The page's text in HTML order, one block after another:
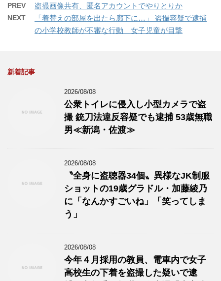
PREV 盗撮画像共有、匿名アカウントでやりとりか
NEXT
「着替えの部屋を出たら廊下に…」 盗撮容疑で逮捕
の小学校教師が不審な行動 女子児童が目撃
新着記事
2026/08/08
公衆トイレに侵入し小型カメラで盗
撮 銃刀法違反容疑でも逮捕 53歳無職
男≪新潟・佐渡≫
2026/08/08
〝全身に盗聴器34個〟異様なJK制服
ショットの19歳グラドル・加藤綾乃
に「なんかすごいね」「笑ってしま
う」
2026/08/08
今年４月採用の教員、電車内で女子
高校生の下着を盗撮した疑いで逮